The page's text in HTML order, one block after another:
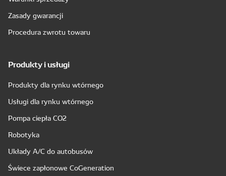
Zasady gwarancji
Procedura zwrotu towaru
Produkty i usługi
Produkty dla rynku wtórnego
Usługi dla rynku wtórnego
Pompa ciepła CO2
Robotyka
Układy A/C do autobusów
Świece zapłonowe CoGeneration